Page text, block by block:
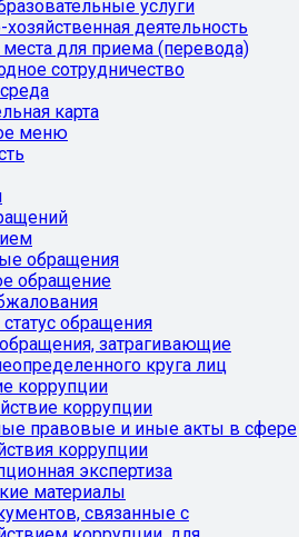
услуги
деятельность
для приема (перевода)
сотрудничество
карта
меню
обращения
обращение
обращения
затрагивающие
круга лиц
коррупции
коррупции
правовые и иные акты в сфере
коррупции
экспертиза
материалы
связанные с